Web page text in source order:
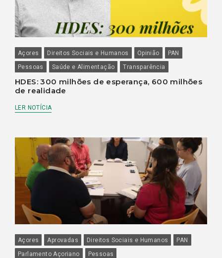
Açores Direitos Sociais e Humanos Opinião
PAN
Pessoas
Saúde e Alimentação Transparência
HDES: 300 milhões de esperança, 600 milhões
de realidade
LER NOTÍCIA
Açores Aprovadas Direitos Sociais e Humanos
PAN
Parlamento Açoriano
Pessoas